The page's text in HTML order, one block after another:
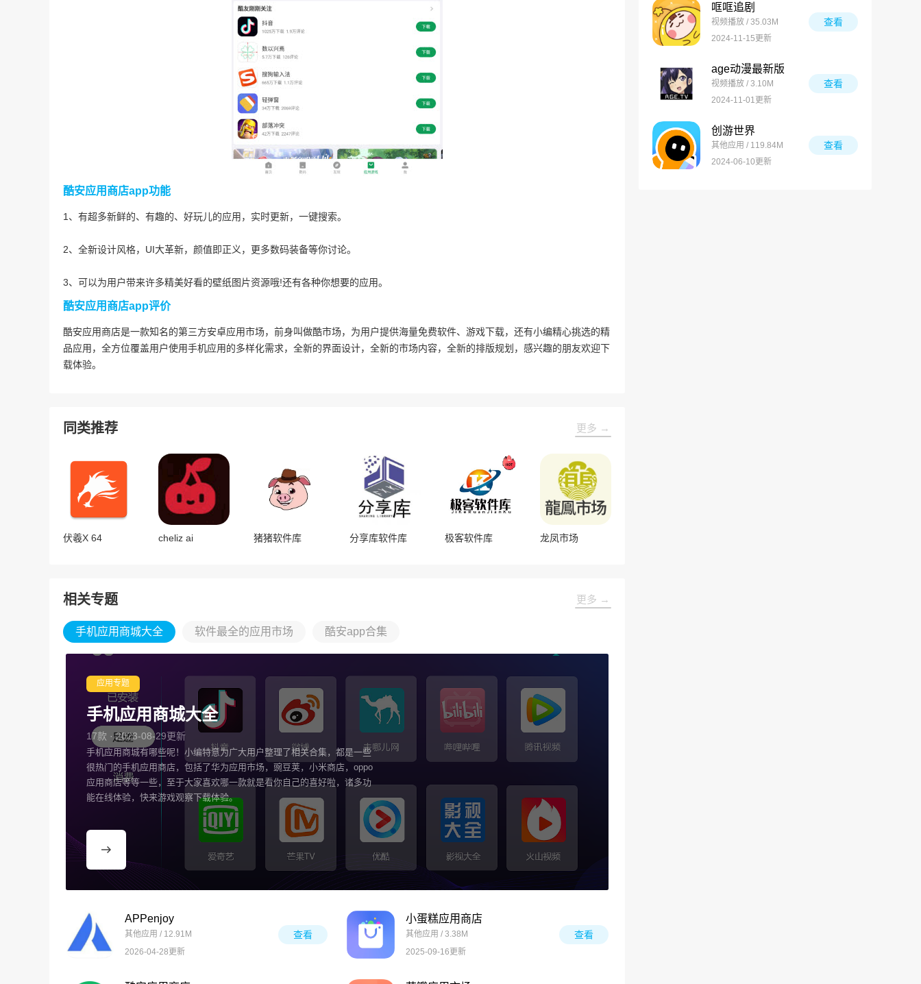
酷安应用商店app功能
1、有超多新鲜的、有趣的、好玩儿的应用，实时更新，一键搜索。
2、全新设计风格，UI大革新，颜值即正义，更多数码装备等你讨论。
3、可以为用户带来许多精美好看的壁纸图片资源哦!还有各种你想要的应用。
酷安应用商店app评价
酷安应用商店是一款知名的第三方安卓应用市场，前身叫做酷市场，为用户提供海量免费软件、游戏下载，还有小编精心挑选的精
品应用，全方位覆盖用户使用手机应用的多样化需求，全新的界面设计，全新的市场内容，全新的排版规划，感兴趣的朋友欢迎下
载体验。
同类推荐 更多 →
伏羲X 64 cheliz ai 猪猪软件库 分享库软件库 极客软件库 龙凤市场
相关专题 更多 →
手机应用商城大全 软件最全的应用市场 酷安app合集
应用专题
手机应用商城大全
17款 · 2023-08-29更新
手机应用商城有哪些呢！小编特意为广大用户整理了相关合集，都是一些
很热门的手机应用商店，包括了华为应用市场，豌豆荚，小米商店，oppo
应用商店等等一些，至于大家喜欢哪一款就是看你自己的喜好啦，诸多功
能在线体验，快来游戏观察下载体验。
APPenjoy
其他应用 / 12.91M
2026-04-28更新
查看
小蛋糕应用商店
其他应用 / 3.38M
2025-09-16更新
查看
哐哐追剧
视频播放 / 35.03M
2024-11-15更新
查看
age动漫最新版
视频播放 / 3.10M
2024-11-01更新
查看
创游世界
其他应用 / 119.84M
2024-06-10更新
查看